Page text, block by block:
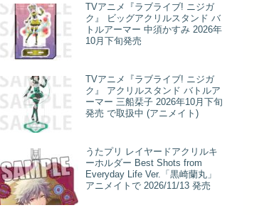
TVアニメ『ラブライブ! ニジガ
ク』 ビッグアクリルスタンド バ
トルアーマー 中須かすみ 2026年
10月下旬発売
TVアニメ『ラブライブ! ニジガ
ク』 アクリルスタンド バトルア
ーマー 三船栞子 2026年10月下旬
発売 で取扱中 (アニメイト)
うたプリ レイヤードアクリルキ
ーホルダー Best Shots from
Everyday Life Ver.「黒崎蘭丸」
アニメイトで 2026/11/13 発売